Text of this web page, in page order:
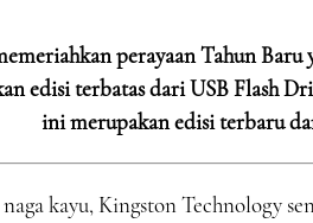
perayaan Tahun
edisi terbatas dari USB Flash
ini merupakan edisi terbaru
kayu, Kingston Technology